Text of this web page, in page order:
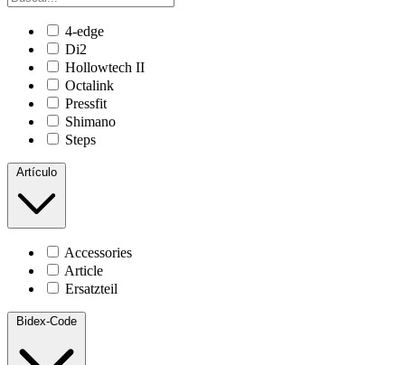
4-edge
Di2
Hollowtech II
Octalink
Pressfit
Shimano
Steps
Artículo
Accessories
Article
Ersatzteil
Bidex-Code